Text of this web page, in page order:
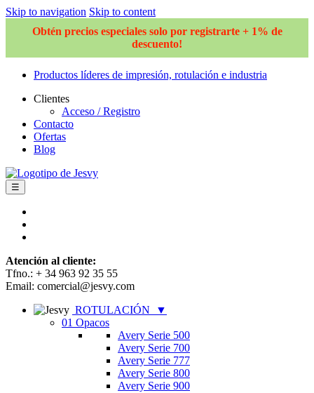
Skip to navigation Skip to content
Obtén precios especiales solo por registrarte + 1% de
descuento!
Productos líderes de impresión, rotulación e industria
Clientes
Acceso / Registro
Contacto
Ofertas
Blog
☰
Atención al cliente:
Tfno.: + 34 963 92 35 55
Email: comercial@jesvy.com
ROTULACIÓN
▼
01 Opacos
Avery Serie 500
Avery Serie 700
Avery Serie 777
Avery Serie 800
Avery Serie 900